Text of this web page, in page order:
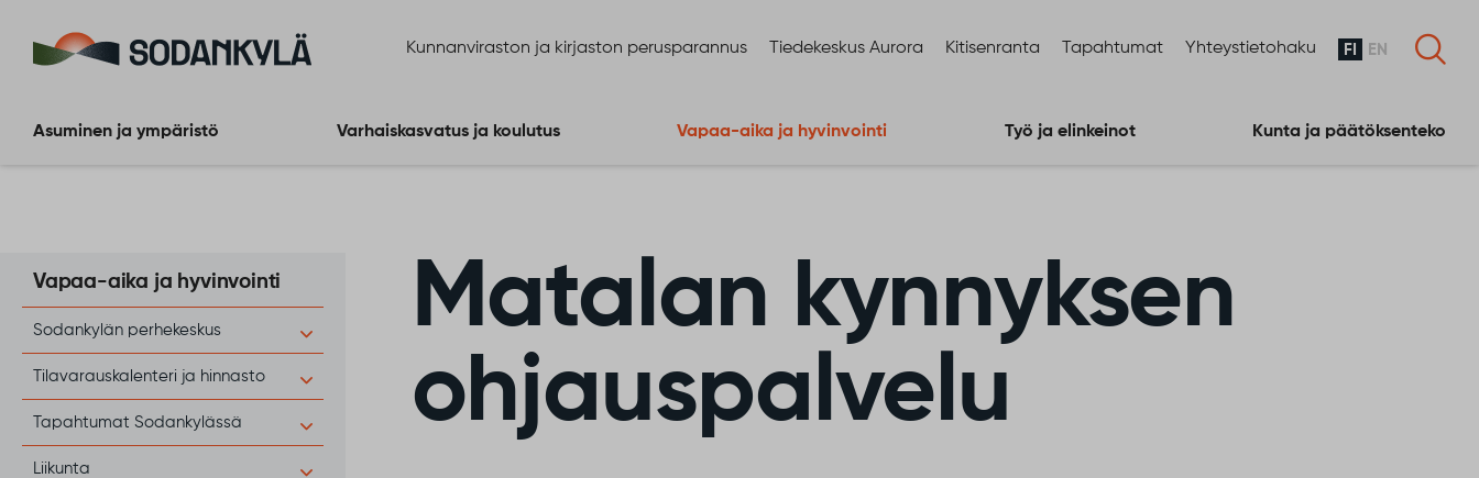
Kunnanviraston ja kirjaston perusparannus Tiedekeskus Aurora Kitisenranta Tapahtumat Yhteystietohaku FI EN
Asuminen ja ympäristö Varhaiskasvatus ja koulutus Vapaa-aika ja hyvinvointi Työ ja elinkeinot Kunta ja päätöksenteko
Vapaa-aika ja hyvinvointi
Sodankylän perhekeskus
Tilavarauskalenteri ja hinnasto
Tapahtumat Sodankylässä
Liikunta
Matalan kynnyksen
ohjauspalvelu